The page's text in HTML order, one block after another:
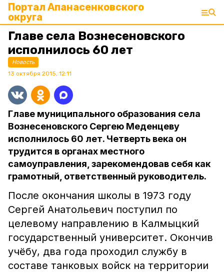
Портал Апанасенковского
округа
Главе села Вознесеновского
исполнилось 60 лет
Новость
13 октября 2015, 12:11
Главе муниципального образования села
Вознесеновского Сергею Меденцеву
исполнилось 60 лет. Четверть века он
трудится в органах местного
самоуправления, зарекомендовав себя как
грамотный, ответственный руководитель.
После окончания школы в 1973 году
Сергей Анатольевич поступил по
целевому направлению в Калмыцкий
государственный университет. Окончив
учёбу, два года проходил службу в
составе танковых войск на территории